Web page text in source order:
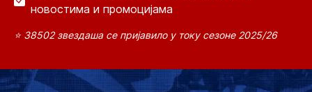
новостима и промоцијама
⭐ 38502 звездаша се пријавило у току сезоне 2025/26